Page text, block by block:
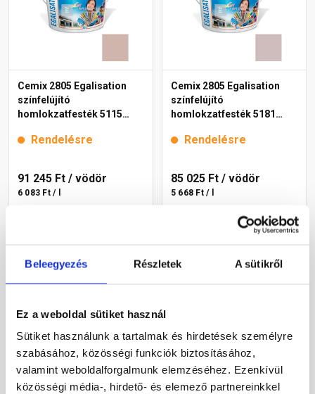
Beleegyezés Részletek A sütikről
Ez a weboldal sütiket használ
Sütiket használunk a tartalmak és hirdetések személyre
szabásához, közösségi funkciók biztosításához,
valamint weboldalforgalmunk elemzéséhez. Ezenkívül
közösségi média-, hirdető- és elemező partnereinkkel
Cemix 2805 Egalisation
színfelújító
homlokzatfesték 5115
Rendelésre
91 245 Ft / vödör
6 083 Ft / l
Cemix 2805 Egalisation
színfelújító
homlokzatfesték 5181
Rendelésre
85 025 Ft / vödör
5 668 Ft / l
Megnézem
Cemix 2802 DekorTOP Cemix 2802 DekorTOP